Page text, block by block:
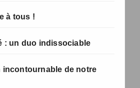
à tous !
: un duo indissociable
incontournable de notre